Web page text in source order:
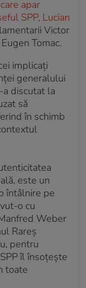
apar
SPP, Lucian
Victor
Tomac.
implicați
generalului
a discutat la
să
în schimb
este un
întâlnire pe
o cu
Weber
Rareș
pentru
îl însoțește
toate